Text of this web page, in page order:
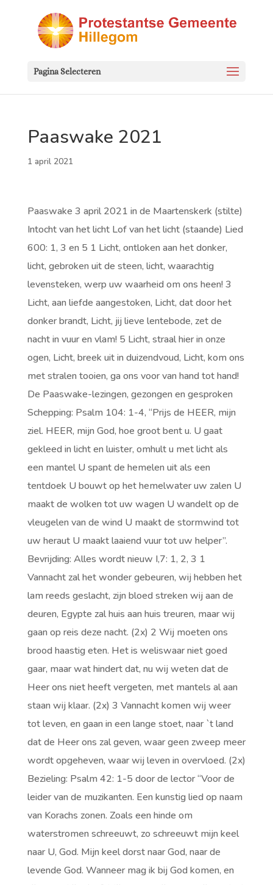
Pagina Selecteren
Paaswake 2021
1 april 2021
Paaswake 3 april 2021 in de Maartenskerk (stilte)
Intocht van het licht Lof van het licht (staande) Lied
600: 1, 3 en 5 1 Licht, ontloken aan het donker,
licht, gebroken uit de steen, licht, waarachtig
levensteken, werp uw waarheid om ons heen! 3
Licht, aan liefde aangestoken, Licht, dat door het
donker brandt, Licht, jij lieve lentebode, zet de
nacht in vuur en vlam! 5 Licht, straal hier in onze
ogen, Licht, breek uit in duizendvoud, Licht, kom ons
met stralen tooien, ga ons voor van hand tot hand!
De Paaswake-lezingen, gezongen en gesproken
Schepping: Psalm 104: 1-4, “Prijs de HEER, mijn
ziel. HEER, mijn God, hoe groot bent u. U gaat
gekleed in licht en luister, omhult u met licht als
een mantel U spant de hemelen uit als een
tentdoek U bouwt op het hemelwater uw zalen U
maakt de wolken tot uw wagen U wandelt op de
vleugelen van de wind U maakt de stormwind tot
uw heraut U maakt laaiend vuur tot uw helper”.
Bevrijding: Alles wordt nieuw I,7: 1, 2, 3 1
Vannacht zal het wonder gebeuren, wij hebben het
lam reeds geslacht, zijn bloed streken wij aan de
deuren, Egypte zal huis aan huis treuren, maar wij
gaan op reis deze nacht. (2x) 2 Wij moeten ons
brood haastig eten. Het is weliswaar niet goed
gaar, maar wat hindert dat, nu wij weten dat de
Heer ons niet heeft vergeten, met mantels al aan
staan wij klaar. (2x) 3 Vannacht komen wij weer
tot leven, en gaan in een lange stoet, naar `t land
dat de Heer ons zal geven, waar geen zweep meer
wordt opgeheven, waar wij leven in overvloed. (2x)
Bezieling: Psalm 42: 1-5 door de lector “Voor de
leider van de muzikanten. Een kunstig lied op naam
van Korachs zonen. Zoals een hinde om
waterstromen schreeuwt, zo schreeuwt mijn keel
naar U, God. Mijn keel dorst naar God, naar de
levende God. Wanneer mag ik bij God komen, en